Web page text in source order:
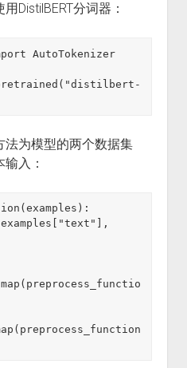
DistilBERT分词器：
AutoTokenizer
为模型的两个数据集
入：